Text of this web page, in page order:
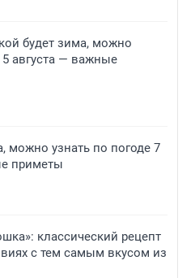
будет зима, можно
5 августа — важные
можно узнать по погоде 7
приметы
классический рецепт
с тем самым вкусом из